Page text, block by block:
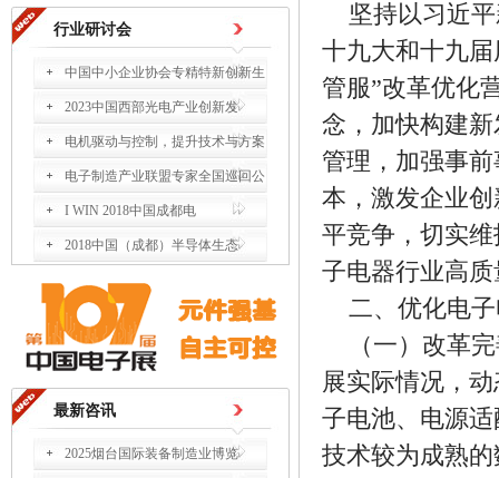
行业研讨会
中国中小企业协会专精特新创新生
2023中国西部光电产业创新发
电机驱动与控制，提升技术与方案
电子制造产业联盟专家全国巡回公
I WIN 2018中国成都电
2018中国（成都）半导体生态
最新咨讯
2025烟台国际装备制造业博览
坚持以习近
十九大和十九
管服”改革优化
念，加快构建
管理，加强事
本，激发企业
平竞争，切实
子电器行业高
二、优化电
（一）改革
展实际情况，
子电池、电源
技术较为成熟